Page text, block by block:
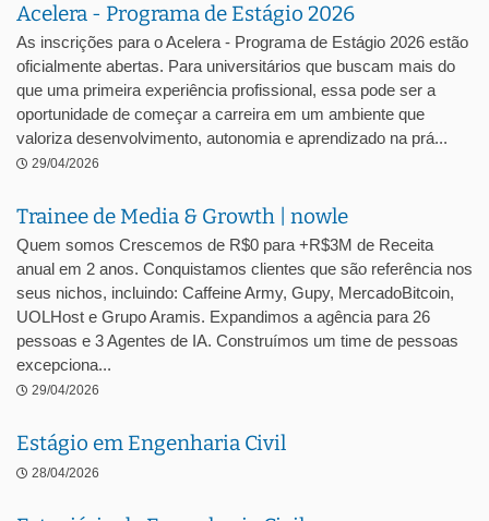
Acelera - Programa de Estágio 2026
As inscrições para o Acelera - Programa de Estágio 2026 estão
oficialmente abertas. Para universitários que buscam mais do
que uma primeira experiência profissional, essa pode ser a
oportunidade de começar a carreira em um ambiente que
valoriza desenvolvimento, autonomia e aprendizado na prá...
29/04/2026
Trainee de Media & Growth | nowle
Quem somos Crescemos de R$0 para +R$3M de Receita
anual em 2 anos. Conquistamos clientes que são referência nos
seus nichos, incluindo: Caffeine Army, Gupy, MercadoBitcoin,
UOLHost e Grupo Aramis. Expandimos a agência para 26
pessoas e 3 Agentes de IA. Construímos um time de pessoas
excepciona...
29/04/2026
Estágio em Engenharia Civil
28/04/2026